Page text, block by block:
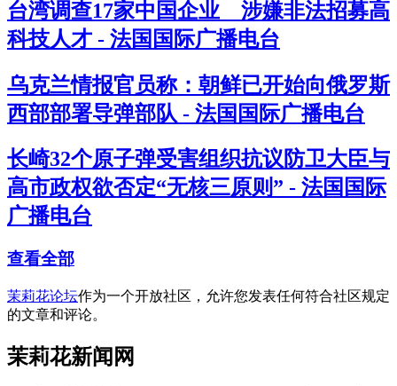
台湾调查17家中国企业 涉嫌非法招募高
科技人才 - 法国国际广播电台
乌克兰情报官员称：朝鲜已开始向俄罗斯
西部部署导弹部队 - 法国国际广播电台
长崎32个原子弹受害组织抗议防卫大臣与
高市政权欲否定“无核三原则” - 法国国际
广播电台
查看全部
茉莉花论坛作为一个开放社区，允许您发表任何符合社区规定
的文章和评论。
茉莉花新闻网